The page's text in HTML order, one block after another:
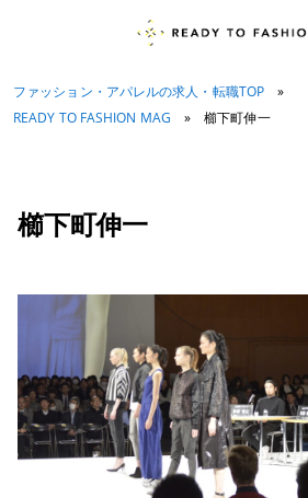
ファッション・アパレルの求人・転職TOP
»
READY TO FASHION MAG
» 櫛下町伸一
櫛下町伸一